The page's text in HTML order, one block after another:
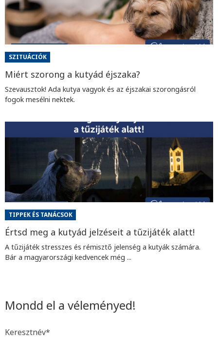
SZITUÁCIÓK
Miért szorong a kutyád éjszaka?
Szevausztok! Ada kutya vagyok és az éjszakai szorongásról
fogok mesélni nektek.
TIPPEK ÉS TANÁCSOK
Értsd meg a kutyád jelzéseit a tűzijáték alatt!
A tűzijáték stresszes és rémisztő jelenség a kutyák számára.
Bár a magyarországi kedvencek még ...
Mondd el a véleményed!
Keresztnév*